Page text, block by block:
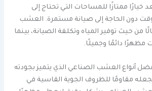
خيارًا ممتازًا للمساحات التي تحتاج إلى
دون الحاجة إلى صيانة مستمرة. العشب
من حيث توفير المياه وتكلفة الصيانة، بينما
دائمًا وجميلًا.
أفضل أنواع العشب الصناعي الذي يتميز بجودته
يجعله مقاومًا للظروف الجوية القاسية في